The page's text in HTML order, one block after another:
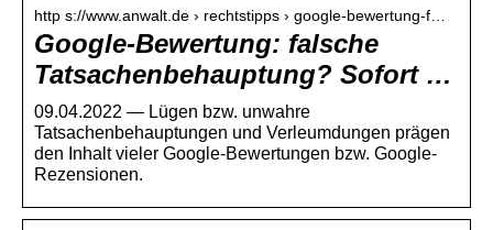
http s://www.anwalt.de › rechtstipps › google-bewertung-f…
Google-Bewertung: falsche
Tatsachenbehauptung? Sofort …
09.04.2022 — Lügen bzw. unwahre
Tatsachenbehauptungen und Verleumdungen prägen
den Inhalt vieler Google-Bewertungen bzw. Google-
Rezensionen.